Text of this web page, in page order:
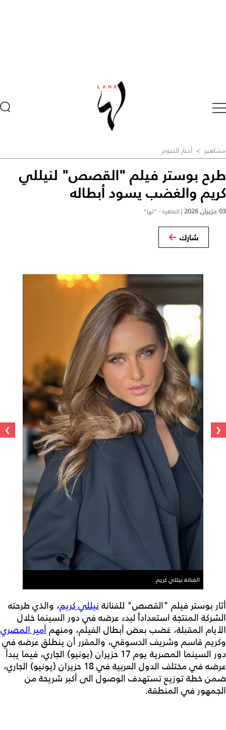
مشاهير > أخبار النجوم
طرح بوستر فيلم "القصص" لنيللي
كريم والغضب يسود أبطاله
03 حزيران 2026 | القاهرة - "لها"
شارك
الفنانة نيللي كريم
‹
›
أثار بوستر فيلم "القصص" للفنانةنيللي كريم، والذي طرحته
الشركة المنتجة استعداداً لبدء عرضه في دور السينما خلال
الأيام المقبلة، غضب بعض أبطال الفيلم، ومنهمأمير المصري
وكريم قاسم وشريف الدسوقي، والمقرر أن ينطلق عرضه في
دور السينما المصرية يوم 17 حزيران (يونيو) الجاري، فيما يبدأ
عرضه في مختلف الدول العربية في 18 حزيران (يونيو) الجاري،
ضمن خطة توزيع تستهدف الوصول الى أكبر شريحة من
الجمهور في المنطقة.